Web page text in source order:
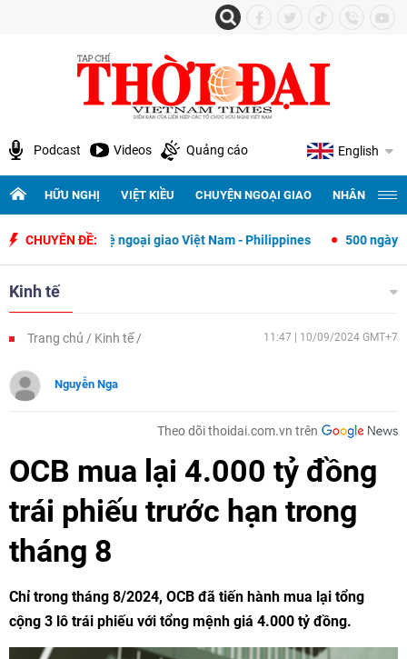
Podcast Videos Quảng cáo English
HỮU NGHỊ VIỆT KIỀU CHUYỆN NGOẠI GIAO NHÂN
CHUYÊN ĐỀ:
quan hệ ngoại giao Việt Nam - Philippines 500 ngày đêm tìm
Kinh tế
Trang chủ Kinh tế 11:47 | 10/09/2024 GMT+7
Nguyễn Nga
Theo dõi thoidai.com.vn trên
OCB mua lại 4.000 tỷ đồng
trái phiếu trước hạn trong
tháng 8
Chỉ trong tháng 8/2024, OCB đã tiến hành mua lại tổng
cộng 3 lô trái phiếu với tổng mệnh giá 4.000 tỷ đồng.